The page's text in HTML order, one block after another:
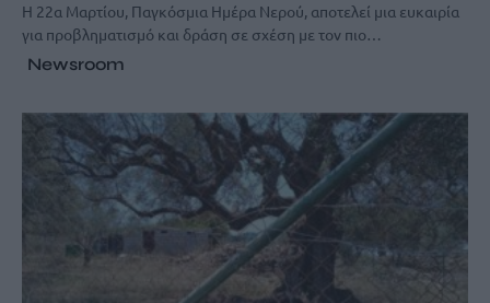
Η 22α Μαρτίου, Παγκόσμια Ημέρα Νερού, αποτελεί μια ευκαιρία
για προβληματισμό και δράση σε σχέση με τον πιο…
Newsroom